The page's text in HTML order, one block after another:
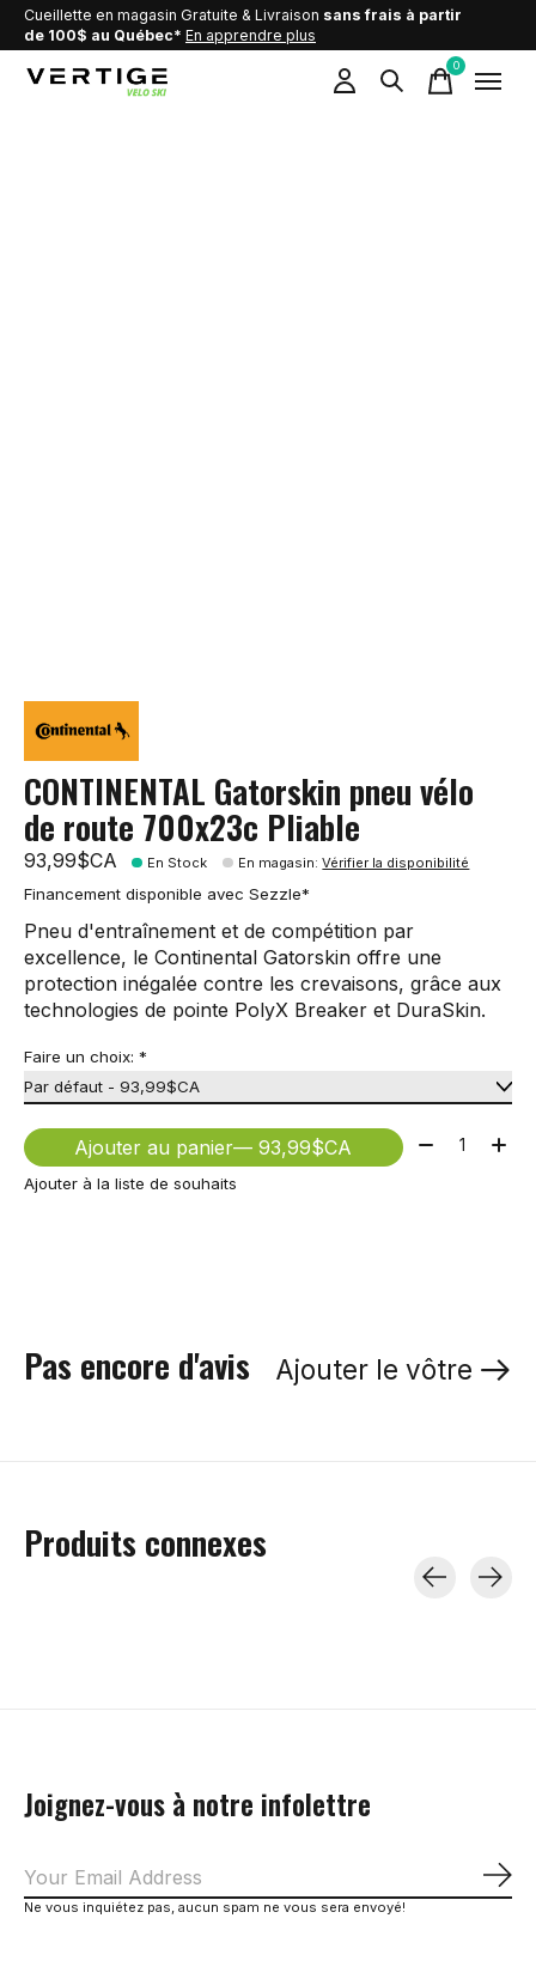
Cueillette en magasin Gratuite & Livraison sans frais à partir
de 100$ au Québec* En apprendre plus
0items
CONTINENTAL Gatorskin pneu vélo
de route 700x23c Pliable
93,99$CA En Stock En magasin:Vérifier la disponibilité
Financement disponible avec Sezzle*
Pneu d'entraînement et de compétition par
excellence, le Continental Gatorskin offre une
protection inégalée contre les crevaisons, grâce aux
technologies de pointe PolyX Breaker et DuraSkin.
Faire un choix: *
Ajouter au panier — 93,99$CA Quantité:
Ajouter à la liste de souhaits
Pas encore d'avis Ajouter le vôtre
Produits connexes
Joignez-vous à notre infolettre
Ne vous inquiétez pas, aucun spam ne vous sera envoyé!